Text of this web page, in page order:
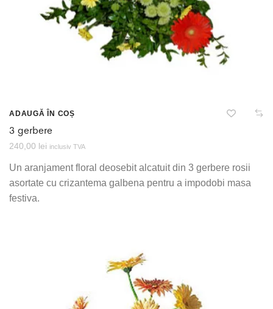
ADAUGĂ ÎN COȘ
3 gerbere
240,00 lei inclusiv TVA
Un aranjament floral deosebit alcatuit din 3 gerbere rosii
asortate cu crizantema galbena pentru a impodobi masa
festiva.